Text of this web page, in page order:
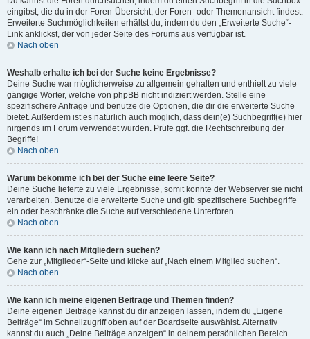
eingibst, die du in der Foren-Übersicht, der Foren- oder Themenansicht findest.
Erweiterte Suchmöglichkeiten erhältst du, indem du den „Erweiterte Suche“-
Link anklickst, der von jeder Seite des Forums aus verfügbar ist.
Nach oben
Weshalb erhalte ich bei der Suche keine Ergebnisse?
Deine Suche war möglicherweise zu allgemein gehalten und enthielt zu viele
gängige Wörter, welche von phpBB nicht indiziert werden. Stelle eine
spezifischere Anfrage und benutze die Optionen, die dir die erweiterte Suche
bietet. Außerdem ist es natürlich auch möglich, dass dein(e) Suchbegriff(e) hier
nirgends im Forum verwendet wurden. Prüfe ggf. die Rechtschreibung der
Begriffe!
Nach oben
Warum bekomme ich bei der Suche eine leere Seite?
Deine Suche lieferte zu viele Ergebnisse, somit konnte der Webserver sie nicht
verarbeiten. Benutze die erweiterte Suche und gib spezifischere Suchbegriffe
ein oder beschränke die Suche auf verschiedene Unterforen.
Nach oben
Wie kann ich nach Mitgliedern suchen?
Gehe zur „Mitglieder“-Seite und klicke auf „Nach einem Mitglied suchen“.
Nach oben
Wie kann ich meine eigenen Beiträge und Themen finden?
Deine eigenen Beiträge kannst du dir anzeigen lassen, indem du „Eigene
Beiträge“ im Schnellzugriff oben auf der Boardseite auswählst. Alternativ
kannst du auch „Deine Beiträge anzeigen“ in deinem persönlichen Bereich